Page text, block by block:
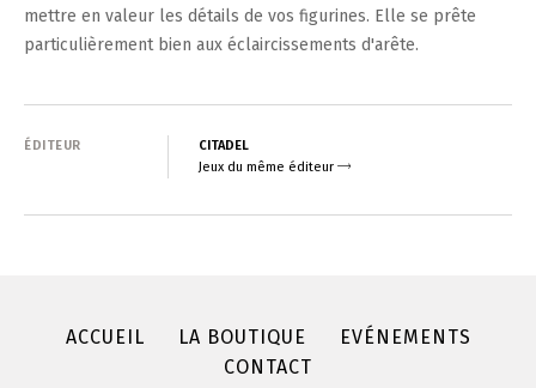
mettre en valeur les détails de vos figurines. Elle se prête
particulièrement bien aux éclaircissements d'arête.
ÉDITEUR
CITADEL
Jeux du même éditeur
ACCUEIL LA BOUTIQUE
EVÉNEMENTS
CONTACT